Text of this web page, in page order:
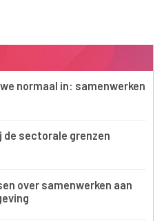
normaal in: samenwerken
de sectorale grenzen
over samenwerken aan